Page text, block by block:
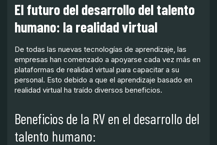
El futuro del desarrollo del talento
humano: la realidad virtual
De todas las nuevas tecnologías de aprendizaje, las
empresas han comenzado a apoyarse cada vez más en
plataformas de realidad virtual para capacitar a su
personal. Esto debido a que el aprendizaje basado en
realidad virtual ha traído diversos beneficios.
Beneficios de la RV en el desarrollo del
talento humano: